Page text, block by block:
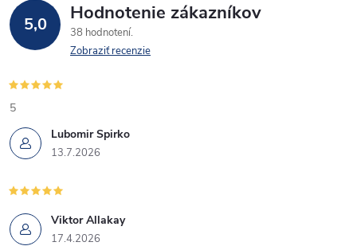
5,0 Hodnotenie zákazníkov
38 hodnotení
Zobraziť recenzie
Lubomir Spirko
13.7.2026
5
Viktor Allakay
17.4.2026